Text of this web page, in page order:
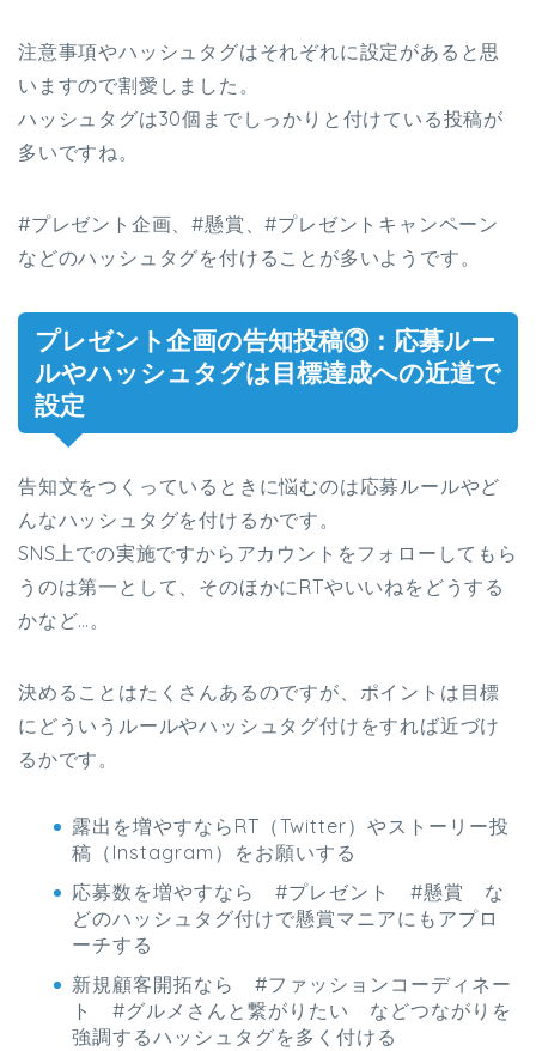
注意事項やハッシュタグはそれぞれに設定があると思
いますので割愛しました。
ハッシュタグは30個までしっかりと付けている投稿が
多いですね。
#プレゼント企画、#懸賞、#プレゼントキャンペーン
などのハッシュタグを付けることが多いようです。
プレゼント企画の告知投稿③：応募ルー
ルやハッシュタグは目標達成への近道で
設定
告知文をつくっているときに悩むのは応募ルールやど
んなハッシュタグを付けるかです。
SNS上での実施ですからアカウントをフォローしてもら
うのは第一として、そのほかにRTやいいねをどうする
かなど…。
決めることはたくさんあるのですが、ポイントは目標
にどういうルールやハッシュタグ付けをすれば近づけ
るかです。
露出を増やすならRT（Twitter）やストーリー投
稿（Instagram）をお願いする
応募数を増やすなら #プレゼント #懸賞 な
どのハッシュタグ付けで懸賞マニアにもアプロ
ーチする
新規顧客開拓なら #ファッションコーディネー
ト #グルメさんと繋がりたい などつながりを
強調するハッシュタグを多く付ける